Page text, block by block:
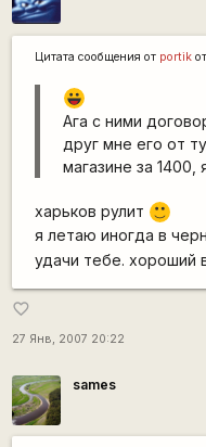
Цитата сообщения от portik
|-))
Ага с ними
друг мне его от
магазине за 1400,
харьков рулит
:)
я летаю иногда в
удачи тебе. хороший
favorite_border
27 Янв, 2007 20:22
sames